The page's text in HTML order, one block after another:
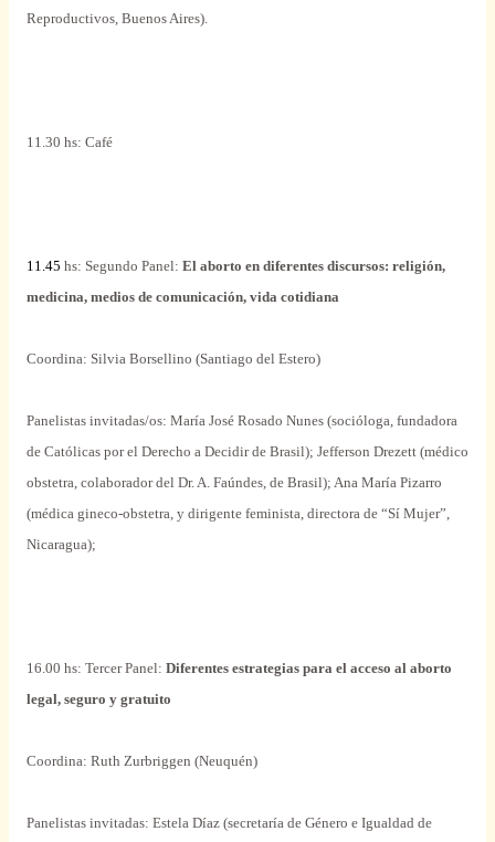
Reproductivos, Buenos Aires).
11.30 hs: Café
11.45 hs: Segundo Panel: El aborto en diferentes discursos: religión,
medicina, medios de comunicación, vida cotidiana
Coordina: Silvia Borsellino (Santiago del Estero)
Panelistas invitadas/os: María José Rosado Nunes (socióloga, fundadora
de Católicas por el Derecho a Decidir de Brasil); Jefferson Drezett (médico
obstetra, colaborador del Dr. A. Faúndes, de Brasil); Ana María Pizarro
(médica gineco-obstetra, y dirigente feminista, directora de “Sí Mujer”,
Nicaragua);
16.00 hs: Tercer Panel: Diferentes estrategias para el acceso al aborto
legal, seguro y gratuito
Coordina: Ruth Zurbriggen (Neuquén)
Panelistas invitadas: Estela Díaz (secretaría de Género e Igualdad de